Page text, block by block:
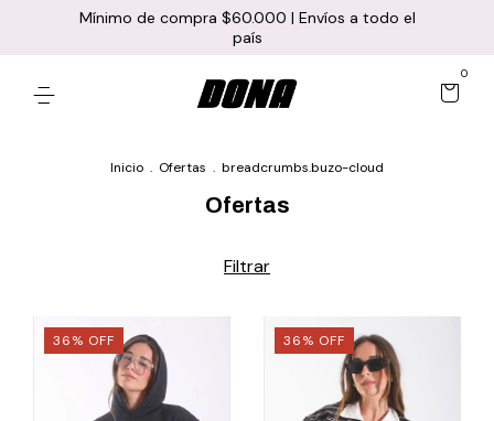
Mínimo de compra $60.000 | Envíos a todo el
país
0
Inicio . Ofertas . breadcrumbs.buzo-cloud
Ofertas
Filtrar
36% OFF 36% OFF